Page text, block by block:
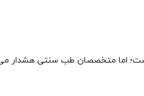
است؛ اما متخصصان طب سنتی هشدار